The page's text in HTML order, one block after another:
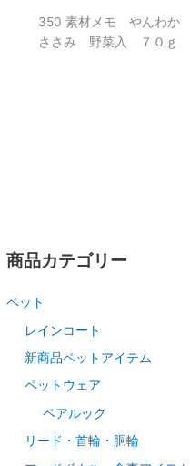
商品カテゴリー
ペット
レインコート
新商品ペットアイテム
ペットウェア
ペアルック
リード・首輪・胴輪
350 素材メモ やんわか
ささみ 野菜入 ７０ｇ